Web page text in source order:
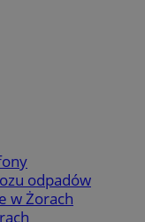
odpadów
w Żorach